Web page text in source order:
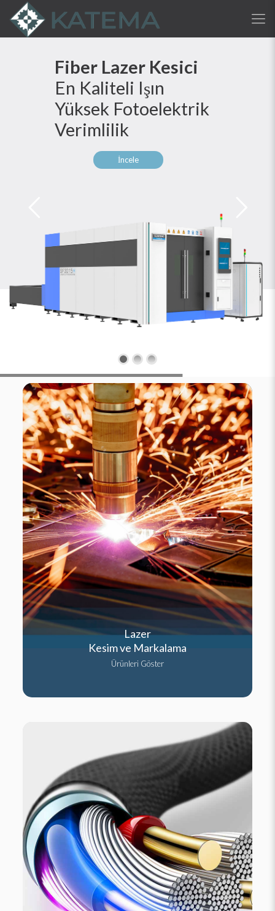
Fiber Lazer Kesici
En Kaliteli Işın
Yüksek Fotoelektrik
Verimlilik
İncele
Lazer
Kesim ve Markalama
Ürünleri Göster